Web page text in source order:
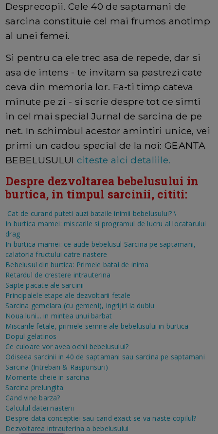
Desprecopii. Cele 40 de saptamani de
sarcina constituie cel mai frumos anotimp
al unei femei.
Si pentru ca ele trec asa de repede, dar si
asa de intens - te invitam sa pastrezi cate
ceva din memoria lor. Fa-ti timp cateva
minute pe zi - si scrie despre tot ce simti
in cel mai special Jurnal de sarcina de pe
net. In schimbul acestor amintiri unice, vei
primi un cadou special de la noi: GEANTA
BEBELUSULUI citeste aici detaliile.
Despre dezvoltarea bebelusului in
burtica, in timpul sarcinii, cititi:
Cat de curand puteti auzi bataile inimii bebelusului? \
In burtica mamei: miscarile si programul de lucru al locatarului
drag
In burtica mamei: ce aude bebelusul Sarcina pe saptamani,
calatoria fructului catre nastere
Bebelusul din burtica: Primele batai de inima
Retardul de crestere intrauterina
Sapte pacate ale sarcinii
Principalele etape ale dezvoltarii fetale
Sarcina gemelara (cu gemeni), ingrijiri la dublu
Noua luni... in mintea unui barbat
Miscarile fetale, primele semne ale bebelusului in burtica
Dopul gelatinos
Ce culoare vor avea ochii bebelusului?
Odiseea sarcinii in 40 de saptamani sau sarcina pe saptamani
Sarcina (Intrebari & Raspunsuri)
Momente cheie in sarcina
Sarcina prelungita
Cand vine barza?
Calculul datei nasterii
Despre data conceptiei sau cand exact se va naste copilul?
Dezvoltarea intrauterina a bebelusului